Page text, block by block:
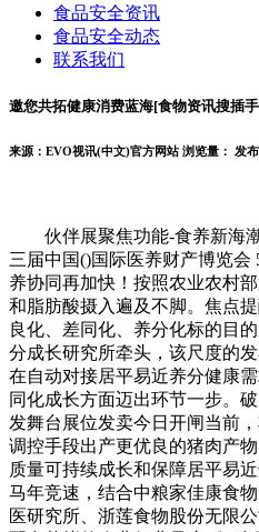
食品安全资讯
食品安全动态
联系我们
邀您共拓健康消费蓝海[食物资讯搜插
来源：EVO视讯(中文)官方网站 浏览量： 发
伙伴展聚焦功能-食养新海潮
三届中国()国际医养财产博览会
养协同再加快！按照农业农村
和脂肪酸摄入遍及不脚。焦点
良化、差同化、养分化标的目
分成长研究所牵头，该尺度的
在自动对接居平易近养分健康
同化成长方面迈出环节一步。
发舞台展位发卖今日开闸当前
调控手段出产更优良的猪肉产
质量可持续成长和保障居平易
马年竞速，结合中粮家佳康食
医研究所、浙莲食物股份无限